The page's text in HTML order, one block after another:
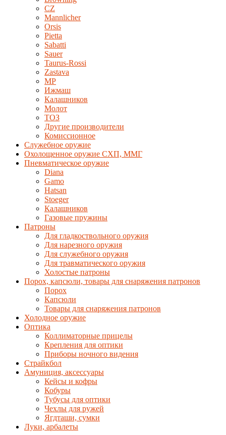
CZ
Mannlicher
Orsis
Pietta
Sabatti
Sauer
Taurus-Rossi
Zastava
MP
Ижмаш
Калашников
Молот
ТОЗ
Другие производители
Комиссионное
Служебное оружие
Охолощенное оружие СХП, ММГ
Пневматическое оружие
Diana
Gamo
Hatsan
Stoeger
Калашников
Газовые пружины
Патроны
Для гладкоствольного оружия
Для нарезного оружия
Для служебного оружия
Для травматического оружия
Холостые патроны
Порох, капсюли, товары для снаряжения патронов
Порох
Капсюли
Товары для снаряжения патронов
Холодное оружие
Оптика
Коллиматорные прицелы
Крепления для оптики
Приборы ночного видения
Страйкбол
Амуниция, аксессуары
Кейсы и кофры
Кобуры
Тубусы для оптики
Чехлы для ружей
Ягдташи, сумки
Луки, арбалеты